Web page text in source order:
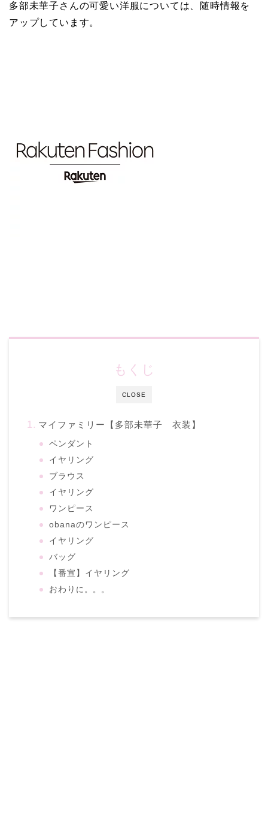
多部未華子さんの可愛い洋服については、随時情報を
アップしています。
CLOSE
もくじ
マイファミリー【多部未華子 衣装】
ペンダント
イヤリング
ブラウス
イヤリング
ワンピース
obanaのワンピース
イヤリング
バッグ
【番宣】イヤリング
おわり に。。。